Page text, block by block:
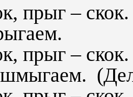
прыг – скок.
прыг – скок.